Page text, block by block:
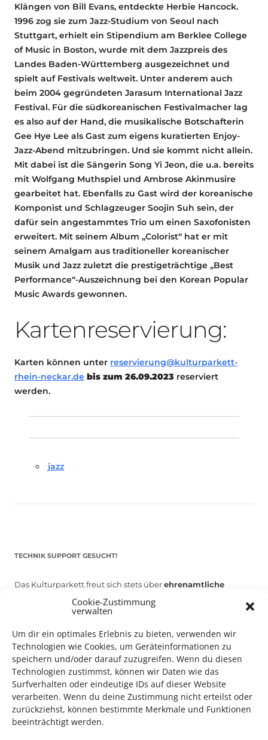
Cookie-Zustimmung
verwalten
Um dir ein optimales Erlebnis zu bieten, verwenden wir
Technologien wie Cookies, um Geräteinformationen zu
speichern und/oder darauf zuzugreifen. Wenn du diesen
Technologien zustimmst, können wir Daten wie das
Surfverhalten oder eindeutige IDs auf dieser Website
verarbeiten. Wenn du deine Zustimmung nicht erteilst oder
zurückziehst, können bestimmte Merkmale und Funktionen
beeinträchtigt werden.
Klängen von Bill Evans, entdeckte Herbie Hancock.
1996 zog sie zum Jazz-Studium von Seoul nach
Stuttgart, erhielt ein Stipendium am Berklee College
of Music in Boston, wurde mit dem Jazzpreis des
Landes Baden-Württemberg ausgezeichnet und
spielt auf Festivals weltweit. Unter anderem auch
beim 2004 gegründeten Jarasum International Jazz
Festival. Für die südkoreanischen Festivalmacher lag
es also auf der Hand, die musikalische Botschafterin
Gee Hye Lee als Gast zum eigens kuratierten Enjoy-
Jazz-Abend mitzubringen. Und sie kommt nicht allein.
Mit dabei ist die Sängerin Song Yi Jeon, die u.a. bereits
mit Wolfgang Muthspiel und Ambrose Akinmusire
gearbeitet hat. Ebenfalls zu Gast wird der koreanische
Komponist und Schlagzeuger Soojin Suh sein, der
dafür sein angestammtes Trio um einen Saxofonisten
erweitert. Mit seinem Album „Colorist“ hat er mit
seinem Amalgam aus traditioneller koreanischer
Musik und Jazz zuletzt die prestigeträchtige „Best
Performance“-Auszeichnung bei den Korean Popular
Music Awards gewonnen.
Kartenreservierung:
Karten können unter reservierung@kulturparkett-
rhein-neckar.de bis zum 26.09.2023 reserviert
werden.
jazz
TECHNIK SUPPORT GESUCHT!
Das Kulturparkett freut sich stets überehrenamtliche
Mithilfe im Bereich Technik. Sie haben Interesse? Dann
melden Sie sich unterinfo@kulturparkett-rhein-neckar.de
*KULTURTIPP SOMMERPAUSE: FESTIVAL DES DEUTSCHEN FILMS*